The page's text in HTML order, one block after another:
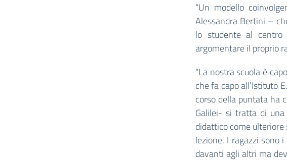
“Un modello
Alessandra Bertini –
lo studente al centro
argomentare il proprio
“La nostra scuola è
che fa capo all’Istituto
corso della puntata ha
Galilei- si tratta di
didattico come
lezione. I ragazzi sono
davanti agli altri ma